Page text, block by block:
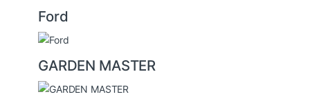
Ford
GARDEN MASTER